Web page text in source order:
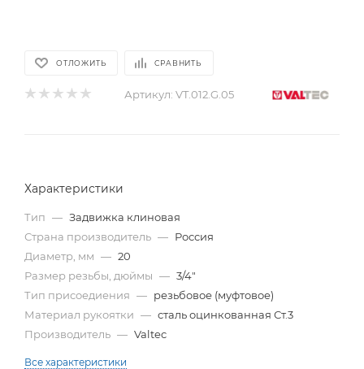
ОТЛОЖИТЬ СРАВНИТЬ
Артикул: VT.012.G.05
Характеристики
Тип — Задвижка клиновая
Страна производитель — Россия
Диаметр, мм — 20
Размер резьбы, дюймы — 3/4"
Тип присоедиения — резьбовое (муфтовое)
Материал рукоятки — сталь оцинкованная Ст.3
Производитель — Valtec
Все характеристики